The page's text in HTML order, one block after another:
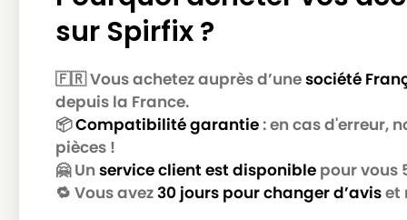
MIELE
MIELE ALLERGY CONTROL 2000 / AL
MIELE
MIELE ALLERGY CONTROL 500
MIELE
MIELE ALLERGY CONTROL 600
MIELE ALLERGY CONTROL 700
MIELE
MIELE ALLERGY CONTROL 800
sur Spirfix ?
🇫🇷 Vous achetez auprès d’unesociété
depuis la France.
📦Compatibilité garantie: en cas d'erreur,
pièces !
🤗 Un service client est disponible pour vous
🔁 Vous avez30 jours pour changer d’aviset